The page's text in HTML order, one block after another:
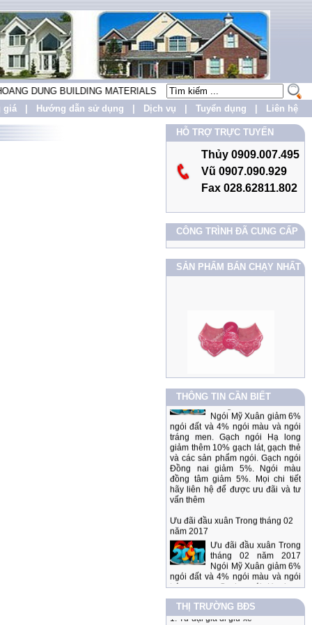
DUNG BUILDING MATERIALS CO.,LTD LẤY PHƯƠNG CHÂM "UY
giá Hướng dẫn sử dụng Dịch vụ Tuyển dụng Liên hệ
HỖ TRỢ TRỰC TUYẾN
Thủy 0909.007.495
Vũ 0907.090.929
Fax 028.62811.802
CÔNG TRÌNH ĐÃ CUNG CẤP
SẢN PHẨM BÁN CHẠY NHẤT
THÔNG TIN CẦN BIẾT
Ưu đãi đầu xuân Trong
Ngói Mỹ Xuân giảm 6%
ngói đất và 4% ngói màu và ngói
tráng men. Gạch ngói Hạ long
giảm thêm 10% gạch lát, gạch thẻ
và các sản phẩm ngói. Gạch ngói
Đồng nai giảm 5%. Ngói màu
đồng tâm giảm 5%. Mọi chi tiết
hãy liên hệ để được ưu đãi và tư
vấn thêm
Ưu đãi đầu xuân Trong tháng 02
Ưu đãi đầu xuân Trong
Ngói Mỹ Xuân giảm 6%
ngói đất và 4% ngói màu và ngói
tráng men. Gạch ngói Hạ long
giảm thêm 10% gạch lát, gạch thẻ
và các sản phẩm ngói. Gạch ngói
Đồng nai giảm 5%. Ngói màu
đồng tâm giảm 5%. Mọi chi tiết
hãy liên hệ để được ưu đãi và tư
THỊ TRƯỜNG BĐS
1. Từ đại gia đi giữ xe